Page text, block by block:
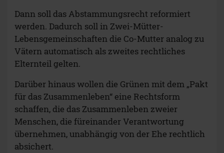
Dann soll das Abstammungsrecht reformiert
werden. Dadurch soll in Zwei-Mütter-
Lebensgemeinschaften die Co-Mutter analog zu
Vätern automatisch als zweites rechtliches
Elternteil gelten.
Darüber hinaus wollen die Grünen mit dem „Pakt
für das Zusammenleben“ eine Rechtsform
schaffen, die das Zusammenleben zweier
Menschen, die füreinander Verantwortung
übernehmen, unabhängig von der Ehe rechtlich
absichert.